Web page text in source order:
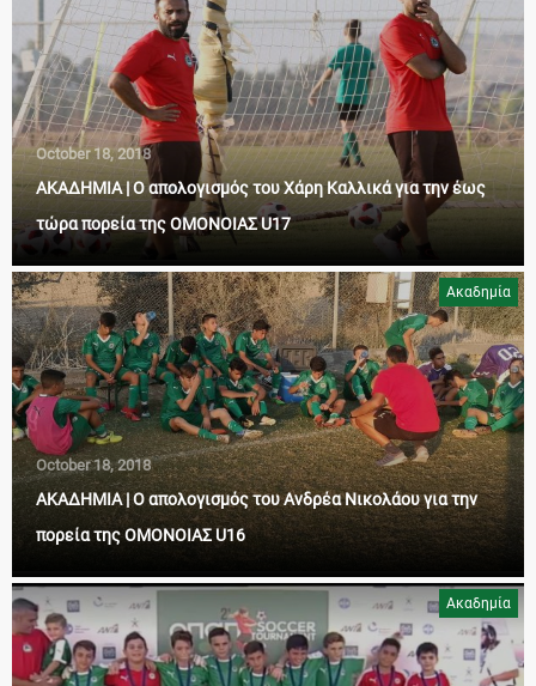
October 18, 2018
ΑΚΑΔΗΜΙΑ | Ο απολογισμός του Χάρη Καλλικά για την έως
τώρα πορεία της ΟΜΟΝΟΙΑΣ U17
Ακαδημία
October 18, 2018
ΑΚΑΔΗΜΙΑ | Ο απολογισμός του Ανδρέα Νικολάου για την
πορεία της ΟΜΟΝΟΙΑΣ U16
Ακαδημία